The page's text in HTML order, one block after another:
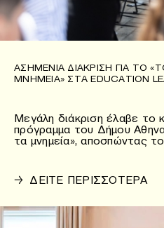
ΑΣΗΜΈΝΙΑ ΔΙΆΚΡΙΣΗ ΓΙΑ ΤΟ
ΜΝΗΜΕΊΑ» ΣΤΑ EDUCATION
Μεγάλη διάκριση έλαβε το
πρόγραμμα του Δήμου
τα μνημεία», αποσπώντας
→ ΔΕΙΤΕ ΠΕΡΙΣΣΟΤΕΡΑ